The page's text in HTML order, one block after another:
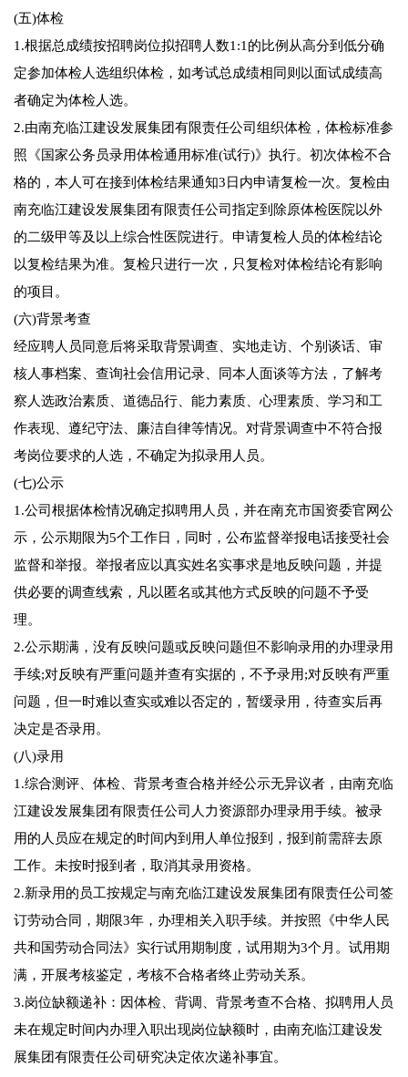
(五)体检
1.根据总成绩按招聘岗位拟招聘人数1:1的比例从高分到低分确
定参加体检人选组织体检，如考试总成绩相同则以面试成绩高
者确定为体检人选。
2.由南充临江建设发展集团有限责任公司组织体检，体检标准参
照《国家公务员录用体检通用标准(试行)》执行。初次体检不合
格的，本人可在接到体检结果通知3日内申请复检一次。复检由
南充临江建设发展集团有限责任公司指定到除原体检医院以外
的二级甲等及以上综合性医院进行。申请复检人员的体检结论
以复检结果为准。复检只进行一次，只复检对体检结论有影响
的项目。
(六)背景考查
经应聘人员同意后将采取背景调查、实地走访、个别谈话、审
核人事档案、查询社会信用记录、同本人面谈等方法，了解考
察人选政治素质、道德品行、能力素质、心理素质、学习和工
作表现、遵纪守法、廉洁自律等情况。对背景调查中不符合报
考岗位要求的人选，不确定为拟录用人员。
(七)公示
1.公司根据体检情况确定拟聘用人员，并在南充市国资委官网公
示，公示期限为5个工作日，同时，公布监督举报电话接受社会
监督和举报。举报者应以真实姓名实事求是地反映问题，并提
供必要的调查线索，凡以匿名或其他方式反映的问题不予受
理。
2.公示期满，没有反映问题或反映问题但不影响录用的办理录用
手续;对反映有严重问题并查有实据的，不予录用;对反映有严重
问题，但一时难以查实或难以否定的，暂缓录用，待查实后再
决定是否录用。
(八)录用
1.综合测评、体检、背景考查合格并经公示无异议者，由南充临
江建设发展集团有限责任公司人力资源部办理录用手续。被录
用的人员应在规定的时间内到用人单位报到，报到前需辞去原
工作。未按时报到者，取消其录用资格。
2.新录用的员工按规定与南充临江建设发展集团有限责任公司签
订劳动合同，期限3年，办理相关入职手续。并按照《中华人民
共和国劳动合同法》实行试用期制度，试用期为3个月。试用期
满，开展考核鉴定，考核不合格者终止劳动关系。
3.岗位缺额递补：因体检、背调、背景考查不合格、拟聘用人员
未在规定时间内办理入职出现岗位缺额时，由南充临江建设发
展集团有限责任公司研究决定依次递补事宜。